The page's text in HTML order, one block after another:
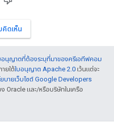
คิดเห็น
อนุญาตที่ต้องระบุที่มาของครีเอทีฟคอม
ยใต้ใบอนุญาต Apache 2.0 เว้นแต่จะ
บายเว็บไซต์ Google Developers
Oracle และ/หรือบริษัทในเครือ